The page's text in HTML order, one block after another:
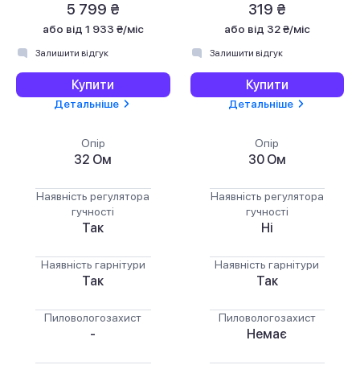
5 799 ₴
або від 1 933 ₴/міс
Залишити відгук
Купити
Детальніше
Опір
32 Ом
Наявність регулятора
гучності
Так
Наявність гарнітури
Так
Пиловологозахист
-
319 ₴
або від 32 ₴/міс
Залишити відгук
Купити
Детальніше
Опір
30 Ом
Наявність регулятора
гучності
Ні
Наявність гарнітури
Так
Пиловологозахист
Немає